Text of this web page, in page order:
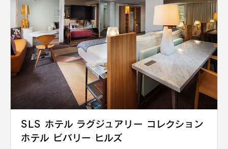
SLS ホテル ラグジュアリー コレクション
ホテル ビバリー ヒルズ